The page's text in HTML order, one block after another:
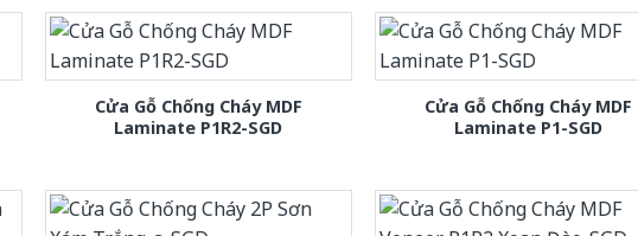
Cửa Gỗ Chống Cháy MDF
Laminate P1R2-SGD
Cửa Gỗ Chống Cháy MDF
Laminate P1-SGD